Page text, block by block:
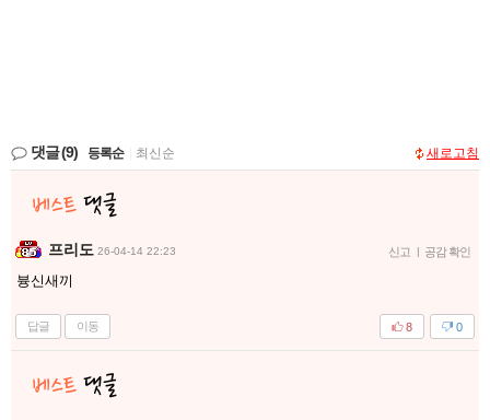
댓글(9) 등록순 최신순 새로고침
프리도 26-04-14 22:23 신고 공감 확인
븅신새끼
답글 이동 0
8